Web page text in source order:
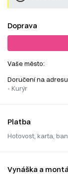
Doprava
Vaše město:
Doručení na
- Kurýr
Platba
Hotovost, karta,
Vynáška a